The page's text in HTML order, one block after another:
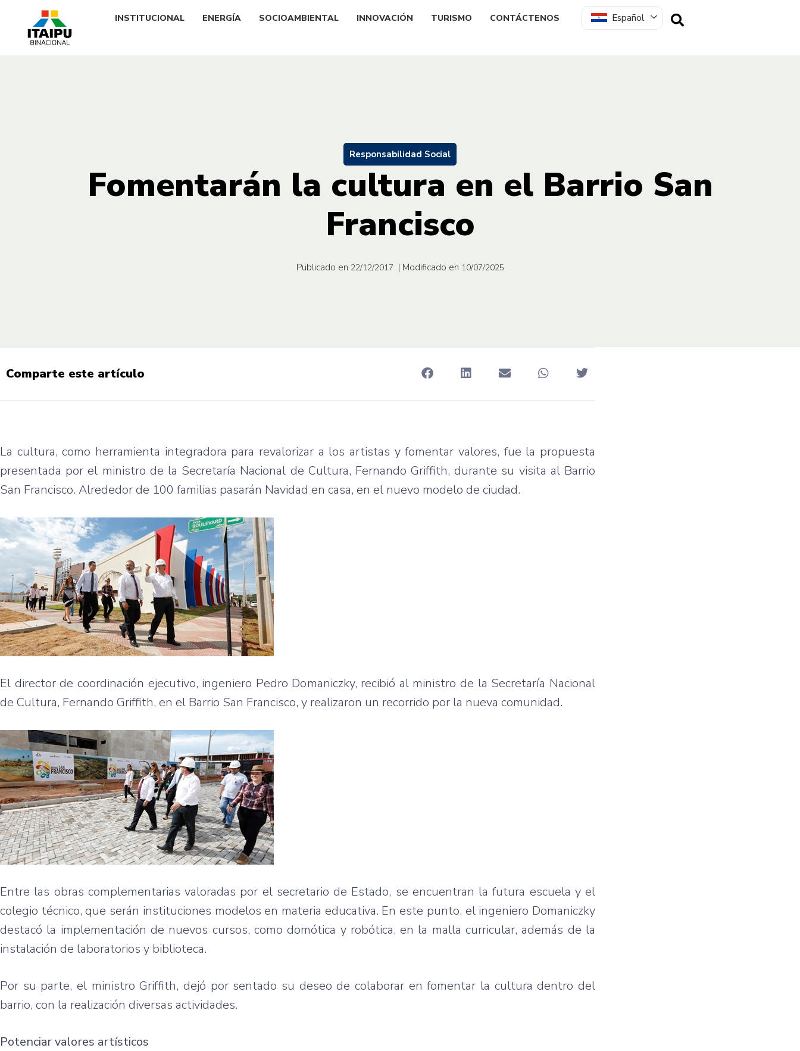
INSTITUCIONAL ENERGÍA SOCIOAMBIENTAL INNOVACIÓN TURISMO CONTÁCTENOS Español
Responsabilidad Social
Fomentarán la cultura en el Barrio San
Francisco
Publicado en 22/12/2017 | Modificado en 10/07/2025
Comparte este artículo
La cultura, como herramienta integradora para revalorizar a los artistas y fomentar valores, fue la propuesta
presentada por el ministro de la Secretaría Nacional de Cultura, Fernando Griffith, durante su visita al Barrio
San Francisco. Alrededor de 100 familias pasarán Navidad en casa, en el nuevo modelo de ciudad.
El director de coordinación ejecutivo, ingeniero Pedro Domaniczky, recibió al ministro de la Secretaría Nacional
de Cultura, Fernando Griffith, en el Barrio San Francisco, y realizaron un recorrido por la nueva comunidad.
Entre las obras complementarias valoradas por el secretario de Estado, se encuentran la futura escuela y el
colegio técnico, que serán instituciones modelos en materia educativa. En este punto, el ingeniero Domaniczky
destacó la implementación de nuevos cursos, como domótica y robótica, en la malla curricular, además de la
instalación de laboratorios y biblioteca.
Por su parte, el ministro Griffith, dejó por sentado su deseo de colaborar en fomentar la cultura dentro del
barrio, con la realización diversas actividades.
Potenciar valores artísticos